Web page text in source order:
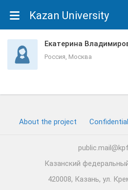
Kazan University
Екатерина
Россия, Москва
About the project
Казанский
420008, Казань, ул.